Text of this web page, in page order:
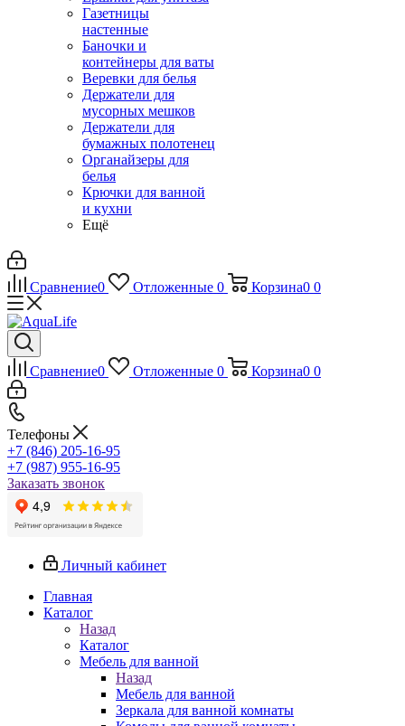
Газетницы
настенные
Баночки и
контейнеры для ваты
Веревки для белья
Держатели для
мусорных мешков
Держатели для
бумажных полотенец
Органайзеры для
белья
Крючки для ванной
и кухни
Ещё
Сравнение0 Отложенные 0 Корзина0 0
Сравнение0 Отложенные 0 Корзина0 0
Телефоны
+7 (846) 205-16-95
+7 (987) 955-16-95
Заказать звонок
Личный кабинет
Главная
Каталог
Назад
Каталог
Мебель для ванной
Назад
Мебель для ванной
Зеркала для ванной комнаты